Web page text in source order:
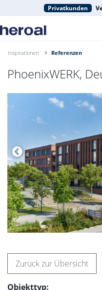
Privatkunden
Inspirationen Referenzen
PhoenixWERK,
Zurück zur Übersicht
Objekttyp: